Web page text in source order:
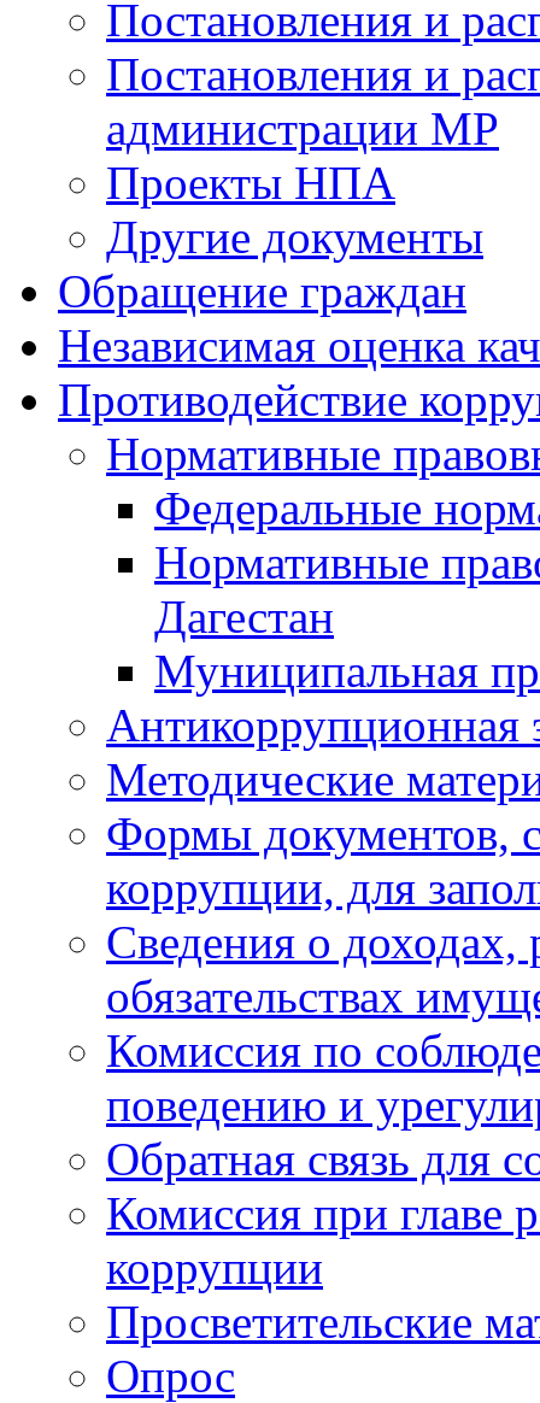
Постановления и
Постановления и
администрации МР
Проекты НПА
Другие документы
Обращение граждан
Независимая оценка
Противодействие
Нормативные
Федеральные
Нормативные
Дагестан
Муниципальная
Антикоррупционная
Методические
Формы документов,
коррупции, для
Сведения о доходах,
обязательствах
Комиссия по
поведению и
Обратная связь для
Комиссия при главе
коррупции
Просветительские
Опрос